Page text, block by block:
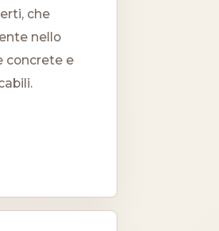
che
nello
concrete e